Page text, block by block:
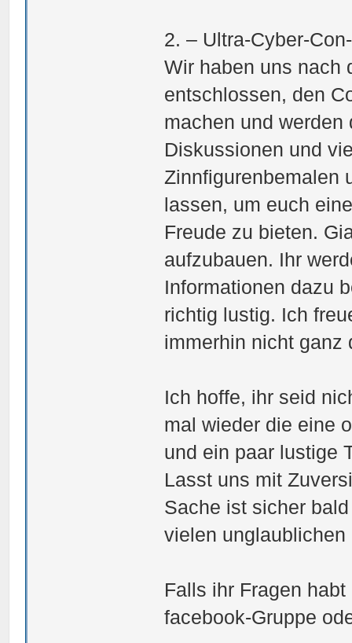
2. – Ultra-Cyber-
Wir haben uns nach
entschlossen, den
machen und
Diskussionen und
Zinnfigurenbemalen
lassen, um euch
Freude zu bieten.
aufzubauen. Ihr
Informationen dazu
richtig lustig. Ich
immerhin nicht
Ich hoffe, ihr seid
mal wieder die eine
und ein paar lustige
Lasst uns mit
Sache ist sicher
vielen
Falls ihr Fragen
facebook-Gruppe